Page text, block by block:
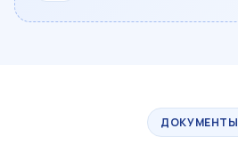
ДОКУМЕНТЫ